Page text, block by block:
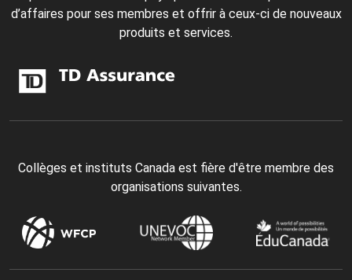
d’affaires pour ses membres et offrir à ceux-ci de nouveaux
produits et services.
Collèges et instituts Canada est fière d'être membre des
organisations suivantes.